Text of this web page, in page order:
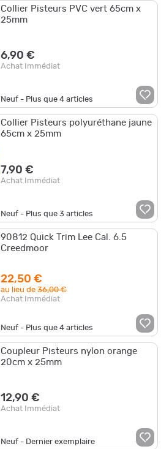
Collier Pisteurs PVC vert 65cm x
25mm
6,90 €
Achat Immédiat
Neuf - Plus que4 articles
Collier Pisteurs polyuréthane jaune
65cm x 25mm
7,90 €
Achat Immédiat
Neuf - Plus que3 articles
90812 Quick Trim Lee Cal. 6.5
Creedmoor
22,50 €
au lieu de36,00 €
Achat Immédiat
Neuf - Plus que4 articles
Coupleur Pisteurs nylon orange
20cm x 25mm
12,90 €
Achat Immédiat
Neuf - Dernier exemplaire